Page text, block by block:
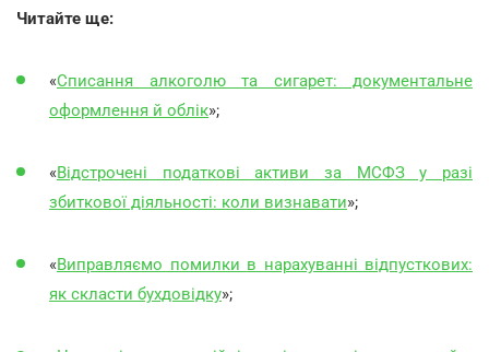
Читайте ще:
«Списання алкоголю та сигарет: документальне
оформлення й облік»;
«Відстрочені податкові активи за МСФЗ у разі
збиткової діяльності: коли визнавати»;
«Виправляємо помилки в нарахуванні відпусткових:
як скласти бухдовідку»;